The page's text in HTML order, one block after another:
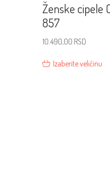
Ženske cipele
857
10.490,00 RSD
Izaberite veličinu